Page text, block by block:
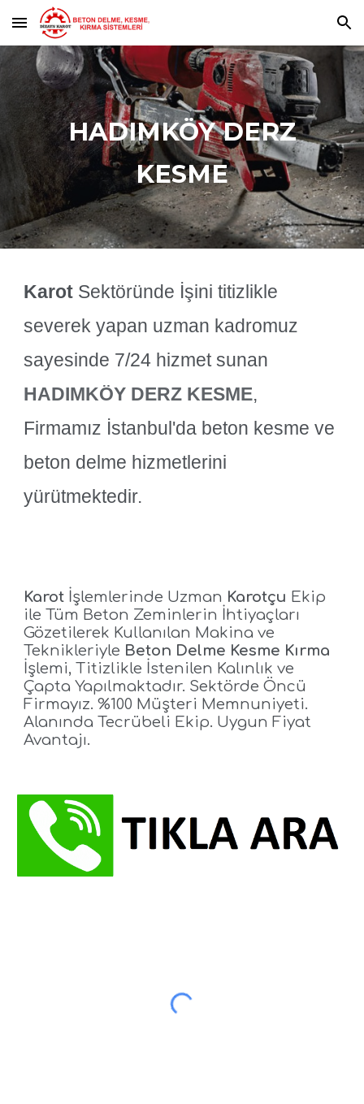
Skip to main content Skip to navigation
HADIMKÖYDERZ
KESME
Karot Sektöründe İşini titizlikle
severek yapan uzman kadromuz
sayesinde 7/24 hizmet sunan
HADIMKÖY DERZ KESME,
Firmamız İstanbul'da beton kesme ve
beton delme hizmetlerini
yürütmektedir.
Karot İşlemlerinde Uzman Karotçu Ekip
ile Tüm Beton Zeminlerin İhtiyaçları
Gözetilerek Kullanılan Makina ve
Teknikleriyle Beton Delme Kesme Kırma
İşlemi, Titizlikle İstenilen Kalınlık ve
ÇaptaYapılmaktadır. Sektörde Öncü
Firmayız. %100 Müşteri Memnuniyeti.
Alanında Tecrübeli Ekip. Uygun Fiyat
Avantajı.